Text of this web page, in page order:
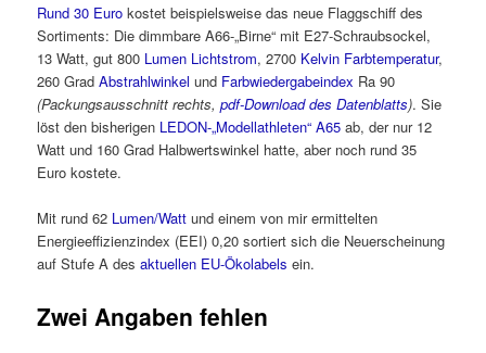
Rund 30 Euro kostet beispielsweise das neue Flaggschiff des
Sortiments: Die dimmbare A66-„Birne“ mit E27-Schraubsockel,
13 Watt, gut 800 Lumen Lichtstrom, 2700 Kelvin Farbtemperatur,
260 GradAbstrahlwinkel und Farbwiedergabeindex Ra 90
(Packungsausschnitt rechts,pdf-Download des Datenblatts). Sie
löst den bisherigen LEDON-„Modellathleten“ A65 ab, der nur 12
Watt und 160 Grad Halbwertswinkel hatte, aber noch rund 35
Euro kostete.
Mit rund 62 Lumen/Watt und einem von mir ermittelten
Energieeffizienzindex (EEI) 0,20 sortiert sich die Neuerscheinung
auf Stufe A desaktuellen EU-Ökolabels ein.
Zwei Angaben fehlen